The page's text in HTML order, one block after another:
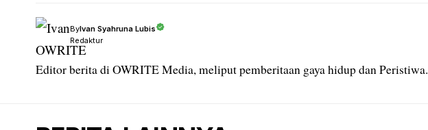
ByIvan Syahruna Lubis
Redaktur
Editor berita di OWRITE Media, meliput pemberitaan gaya hidup dan Peristiwa.